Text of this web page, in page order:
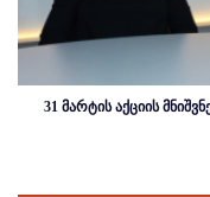
31 მარტის აქციის